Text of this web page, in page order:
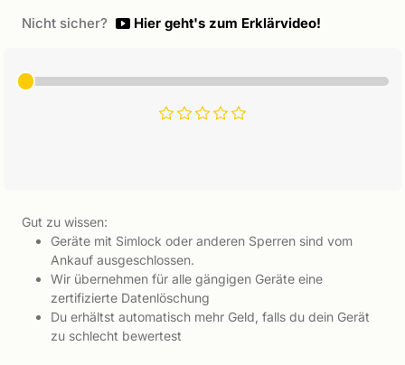
Nicht sicher? Hier geht's zum Erklärvideo!
Gut zu wissen:
Geräte mit Simlock oder anderen Sperren sind vom
Ankauf ausgeschlossen.
Wir übernehmen für alle gängigen Geräte eine
zertifizierte Datenlöschung
Du erhältst automatisch mehr Geld, falls du dein Gerät
zu schlecht bewertest